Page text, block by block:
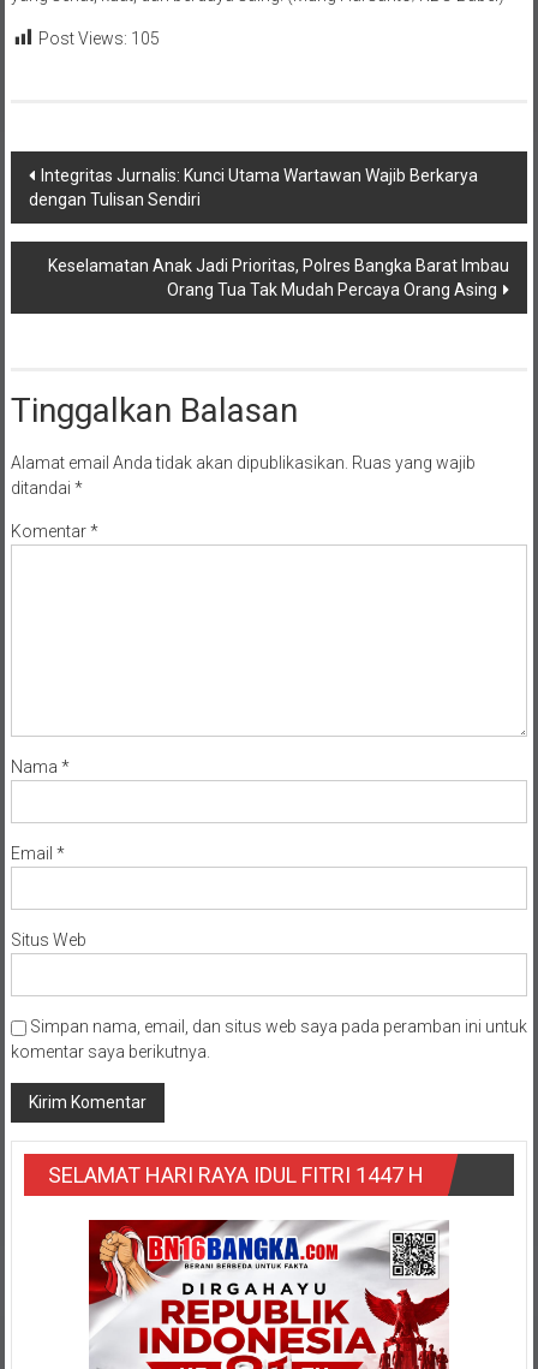
Post Views: 105
Navigasi
pos
Integritas Jurnalis: Kunci Utama Wartawan Wajib Berkarya
dengan Tulisan Sendiri
Keselamatan Anak Jadi Prioritas, Polres Bangka Barat Imbau
Orang Tua Tak Mudah Percaya Orang Asing
Tinggalkan Balasan
Alamat email Anda tidak akan dipublikasikan. Ruas yang wajib
ditandai *
Komentar*
Nama *
Email *
Situs Web
Simpan nama, email, dan situs web saya pada peramban ini untuk
komentar saya berikutnya.
SELAMAT HARI RAYA IDUL FITRI 1447 H